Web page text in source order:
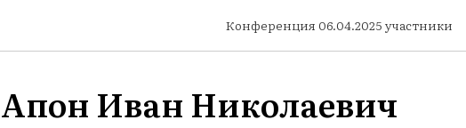
Конференция 06.04.2025 участники
Апон Иван Николаевич